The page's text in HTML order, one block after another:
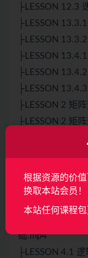
├LESSON 12.3
├LESSON
├LESSON
├LESSON
├LESSON
├LESSON
├LESSON 2 矩
├LESSON 2 矩
├LESSON 2 矩
├LESSON 3.1
├LESSON 3.2
├LESSON 3.3
础.mp4
├LESSON 4.1
根据资源的价
换取本站会员！
本站任何课程包